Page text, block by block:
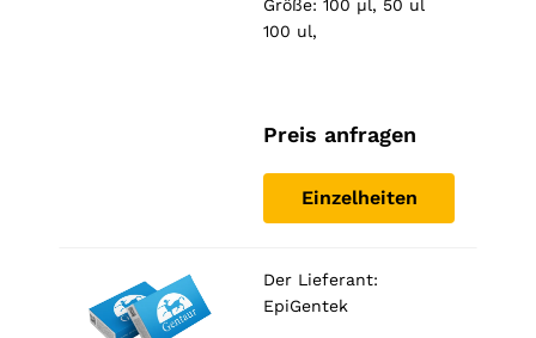
Größe: 100 µl, 50 ul
100 ul,
Preis anfragen
Einzelheiten
Der Lieferant:
EpiGentek